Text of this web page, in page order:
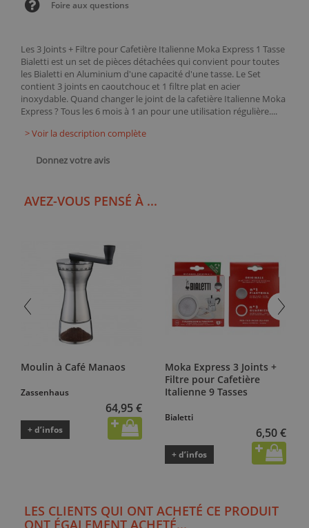
Les 3 Joints + Filtre pour Cafetière Italienne Moka Express 1 Tasse
Bialetti est un set de pièces détachées qui convient pour toutes
les Bialetti en Aluminium d'une capacité d'une tasse. Le Set
contient 3 joints en caoutchouc et 1 filtre plat en acier
inoxydable. Quand changer le joint de la cafetière Italienne Moka
Express ? Tous les 6 mois à 1 an pour une utilisation régulière....
> Voir la description complète
Donnez votre avis
Foire aux questions
AVEZ-VOUS PENSÉ À ...
Moulin à Café Manaos
Zassenhaus
64,95 €
+ d’infos
Moka Express 3 Joints +
Filtre pour Cafetière
Italienne 9 Tasses
Bialetti
6,50 €
+ d’infos
LES CLIENTS QUI ONT ACHETÉ CE PRODUIT
ONT ÉGALEMENT ACHETÉ...